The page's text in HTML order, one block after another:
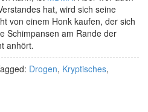
hat, wird sich seine
von einem Honk kaufen, der sich
Schimpansen am Rande der
anhört.
Drogen, Kryptisches,